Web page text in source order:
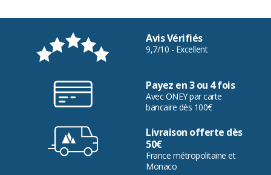
Avis Vérifiés
9,7/10 - Excellent
Payez en 3 ou 4 fois
Avec ONEY par carte
bancaire dès 100€
Livraison offerte dès
50€
France métropolitaine et
Monaco